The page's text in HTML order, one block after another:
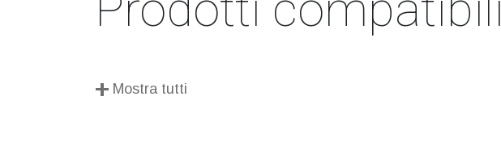
+ Mostra tutti